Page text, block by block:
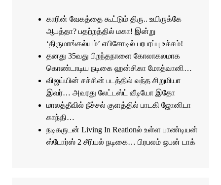
காரின் வேகத்தை கூட்டும் திரு.. உயிருக்கே
ஆபத்தா? பதற்றத்தில் மகா! இன்று
‘திருமாங்கல்யம்’ எபிசோடில் பரபரப்பு உச்சம்!
தனது 35வது பிறந்தநாளை கோலாகலமாக
கொண்டாடிய நடிகை ஹன்சிகா மோத்வானி…
விஜய்யின் சச்சின் படத்தில் வந்த சிறுமியா
இவர்… அவரது லேட்டஸ்ட் வீடியோ இதோ
மாலத்தீவில் நீச்சல் குளத்தில் பாடகி ஜோனிடா
காந்தி…
நடிகருடன் Living In Reationல் உள்ள பாண்டியன்
ஸ்டோர்ஸ் 2 சீரியல் நடிகை… பிரபலம் ஒபன் டாக்